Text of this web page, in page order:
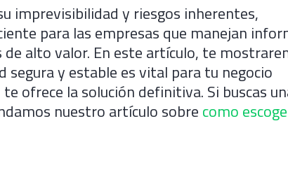
imprevisibilidad y riesgos inherentes,
para las empresas que manejan
de alto valor. En este artículo, te
segura y estable es vital para tu negocio
ofrece la solución definitiva. Si buscas
nuestro artículo sobre como